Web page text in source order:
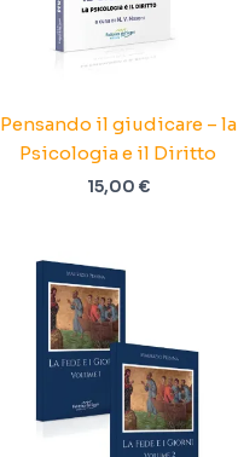
Pensando il giudicare – la
Psicologia e il Diritto
15,00 €